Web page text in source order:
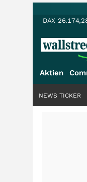
DAX
Aktien
NEWS TICKER